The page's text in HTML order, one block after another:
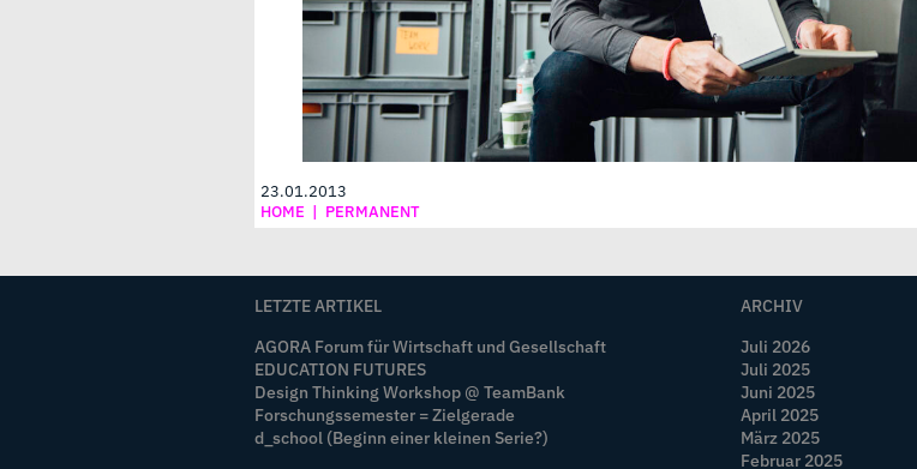
23.01.2013
HOME | PERMANENT
LETZTE ARTIKEL
AGORA Forum für Wirtschaft und Gesellschaft
EDUCATION FUTURES
Design Thinking Workshop @ TeamBank
Forschungssemester = Zielgerade
d_school (Beginn einer kleinen Serie?)
ARCHIV
Juli 2026
Juli 2025
Juni 2025
April 2025
März 2025
Februar 2025